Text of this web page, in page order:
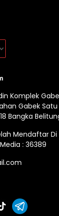
Komplek
Gabek
Bangka
Mendaftar Di
: 36389